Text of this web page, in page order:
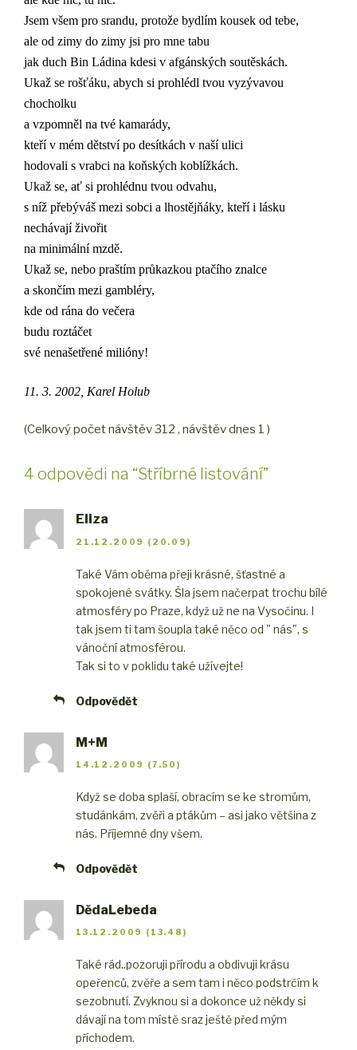
Jsem všem pro srandu, protože bydlím kousek od tebe,
ale od zimy do zimy jsi pro mne tabu
jak duch Bin Ládina kdesi v afgánských soutěskách.
Ukaž se rošťáku, abych si prohlédl tvou vyzývavou
chocholku
a vzpomněl na tvé kamarády,
kteří v mém dětství po desítkách v naší ulici
hodovali s vrabci na koňských koblížkách.
Ukaž se, ať si prohlédnu tvou odvahu,
s níž přebýváš mezi sobci a lhostějňáky, kteří i lásku
nechávají živořit
na minimální mzdě.
Ukaž se, nebo praštím průkazkou ptačího znalce
a skončím mezi gambléry,
kde od rána do večera
budu roztáčet
své nenašetřené milióny!
11. 3. 2002, Karel Holub
(Celkový počet návštěv 312 , návštěv dnes 1 )
4 odpovědi na “Stříbrné listování”
Eliza
21.12.2009 (20.09)
Také Vám oběma přeji krásné, šťastné a
spokojené svátky. Šla jsem načerpat trochu bílé
atmosféry po Praze, když už ne na Vysočinu. I
tak jsem ti tam šoupla také něco od " nás", s
vánoční atmosférou.
Tak si to v poklidu také užívejte!
Odpovědět
M+M
14.12.2009 (7.50)
Když se doba splaší, obracím se ke stromům,
studánkám, zvěři a ptákům – asi jako většina z
nás. Příjemné dny všem.
Odpovědět
DědaLebeda
13.12.2009 (13.48)
Také rád..pozoruji přírodu a obdivuji krásu
opeřenců, zvěře a sem tam i něco podstrčím k
sezobnutí. Zvyknou si a dokonce už někdy si
dávají na tom místě sraz ještě před mým
příchodem.